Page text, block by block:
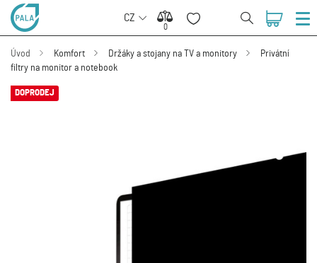
CZ
0
0
Úvod Komfort Držáky a stojany na TV a monitory
Privátní
filtry na monitor a notebook
DOPRODEJ